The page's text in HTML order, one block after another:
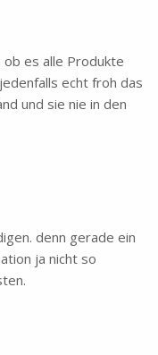
ob es alle Produkte
echt froh das
und sie nie in den
denn gerade ein
ja nicht so